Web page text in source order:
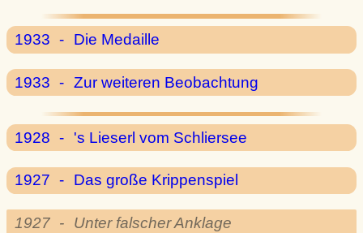
1933 - Die Medaille
1933 - Zur weiteren Beobachtung
1928 - 's Lieserl vom Schliersee
1927 - Das große Krippenspiel
1927 - Unter falscher Anklage